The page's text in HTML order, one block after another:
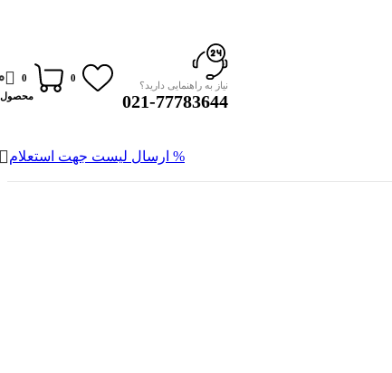
نیاز به راهنمایی دارید؟
021-77783644
0
0
محصول
% ارسال لیست جهت استعلام